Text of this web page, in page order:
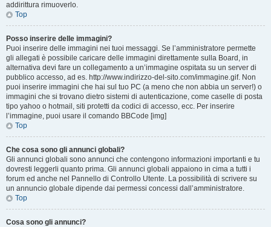
addirittura rimuoverlo.
Top
Posso inserire delle immagini?
Puoi inserire delle immagini nei tuoi messaggi. Se l’amministratore permette
gli allegati è possibile caricare delle immagini direttamente sulla Board, in
alternativa devi fare un collegamento a un’immagine ospitata su un server di
pubblico accesso, ad es. http://www.indirizzo-del-sito.com/immagine.gif. Non
puoi inserire immagini che hai sul tuo PC (a meno che non abbia un server!) o
immagini che si trovano dietro sistemi di autenticazione, come caselle di posta
tipo yahoo o hotmail, siti protetti da codici di accesso, ecc. Per inserire
l’immagine, puoi usare il comando BBCode [img]
Top
Che cosa sono gli annunci globali?
Gli annunci globali sono annunci che contengono informazioni importanti e tu
dovresti leggerli quanto prima. Gli annunci globali appaiono in cima a tutti i
forum ed anche nel Pannello di Controllo Utente. La possibilità di scrivere su
un annuncio globale dipende dai permessi concessi dall’amministratore.
Top
Cosa sono gli annunci?